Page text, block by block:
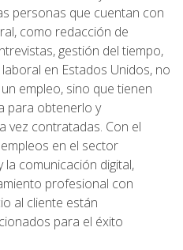
personas que cuentan con
como redacción de
gestión del tiempo,
en Estados Unidos, no
empleo, sino que tienen
para obtenerlo y
vez contratadas. Con el
en el sector
comunicación digital,
profesional con
al cliente están
para el éxito